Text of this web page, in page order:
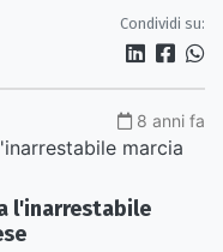
Condividi su:
8 anni fa
l'inarrestabile